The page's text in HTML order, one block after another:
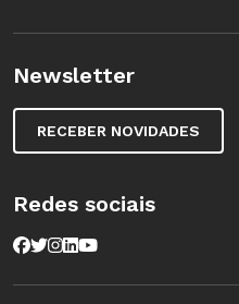
Newsletter
RECEBER NOVIDADES
Redes sociais